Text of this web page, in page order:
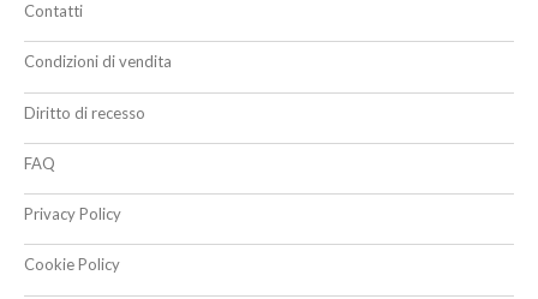
Contatti
Condizioni di vendita
Diritto di recesso
FAQ
Privacy Policy
Cookie Policy